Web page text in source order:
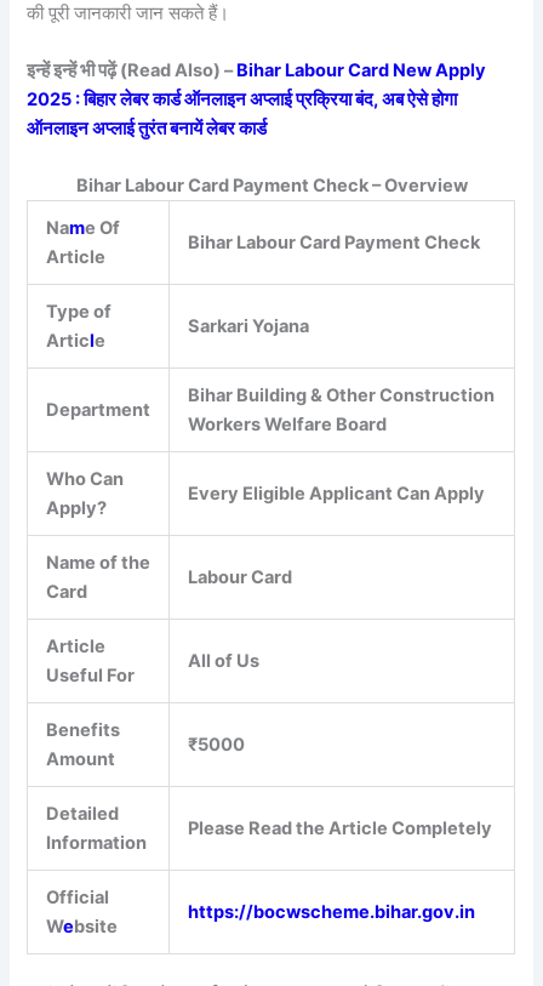
की पूरी जानकारी जान सकते हैं।
इन्हें इन्हें भी पढ़ें (Read Also) –Bihar Labour Card New Apply
2025 : बिहार लेबर कार्ड ऑनलाइन अप्लाई प्रक्रिया बंद, अब ऐसे होगा
ऑनलाइन अप्लाई तुरंत बनायें लेबर कार्ड
Bihar Labour Card Payment Check – Overview
Name Of
Article
Bihar Labour Card Payment Check
Type of
Article
Sarkari Yojana
Department
Bihar Building & Other Construction
Workers Welfare Board
Who Can
Apply?
Every Eligible Applicant Can Apply
Name of the
Card
Labour Card
Article
Useful For
All of Us
Benefits
Amount
₹5000
Detailed
Information
Please Read the Article Completely
Official
Website
https://bocwscheme.bihar.gov.in